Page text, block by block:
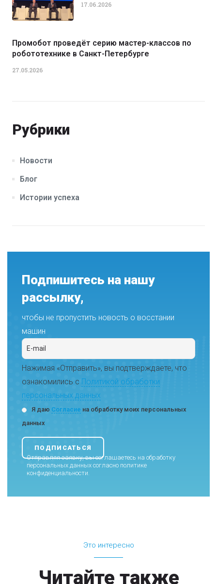
17.06.2026
Промобот проведёт серию мастер-классов по
робототехнике в Санкт-Петербурге
27.05.2026
Рубрики
Новости
Блог
Истории успеха
Подпишитесь на нашу
рассылку,
чтобы не пропустить новость о восстании
машин
Нажимая «Отправить», вы подтверждаете, что
ознакомились с Политикой обработки
персональных данных
Я даю Согласие на обработку моих персональных
данных
Отправляя заявку, вы соглашаетесь на обработку
персональных данных согласно политике
конфиденциальности.
Это интересно
Читайте также